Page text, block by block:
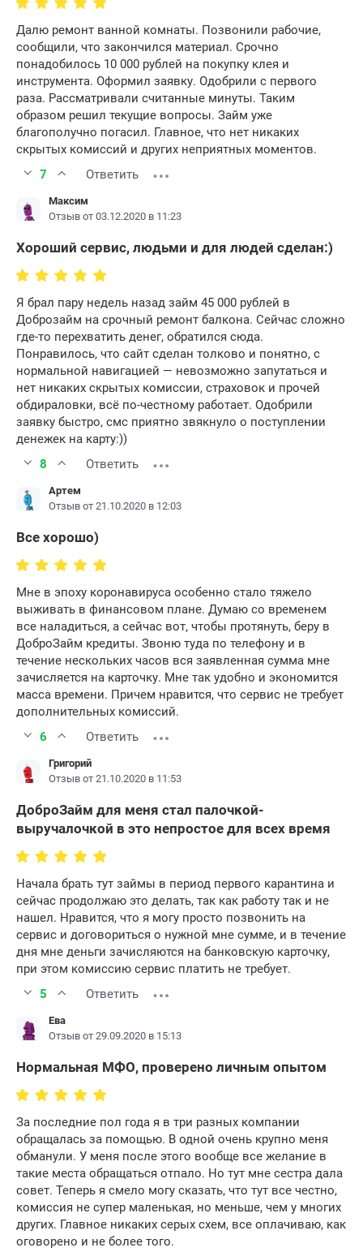
Далю ремонт ванной комнаты. Позвонили рабочие,
сообщили, что закончился материал. Срочно
понадобилось 10 000 рублей на покупку клея и
инструмента. Оформил заявку. Одобрили с первого
раза. Рассматривали считанные минуты. Таким
образом решил текущие вопросы. Займ уже
благополучно погасил. Главное, что нет никаких
скрытых комиссий и других неприятных моментов.
7
Ответить
Максим
Отзыв от 03.12.2020 в 11:23
Хороший сервис, людьми и для людей сделан:)
Я брал пару недель назад займ 45 000 рублей в
Доброзайм на срочный ремонт балкона. Сейчас сложно
где-то перехватить денег, обратился сюда.
Понравилось, что сайт сделан толково и понятно, с
нормальной навигацией — невозможно запутаться и
нет никаких скрытых комиссии, страховок и прочей
обдираловки, всё по-честному работает. Одобрили
заявку быстро, смс приятно звякнуло о поступлении
денежек на карту:))
8
Ответить
Артем
Отзыв от 21.10.2020 в 12:03
Все хорошо)
Мне в эпоху коронавируса особенно стало тяжело
выживать в финансовом плане. Думаю со временем
все наладиться, а сейчас вот, чтобы протянуть, беру в
ДоброЗайм кредиты. Звоню туда по телефону и в
течение нескольких часов вся заявленная сумма мне
зачисляется на карточку. Мне так удобно и экономится
масса времени. Причем нравится, что сервис не требует
дополнительных комиссий.
6
Ответить
Григорий
Отзыв от 21.10.2020 в 11:53
ДоброЗайм для меня стал палочкой-
выручалочкой в это непростое для всех время
Начала брать тут займы в период первого карантина и
сейчас продолжаю это делать, так как работу так и не
нашел. Нравится, что я могу просто позвонить на
сервис и договориться о нужной мне сумме, и в течение
дня мне деньги зачисляются на банковскую карточку,
при этом комиссию сервис платить не требует.
5
Ответить
Ева
Отзыв от 29.09.2020 в 15:13
Нормальная МФО, проверено личным опытом
За последние пол года я в три разных компании
обращалась за помощью. В одной очень крупно меня
обманули. У меня после этого вообще все желание в
такие места обращаться отпало. Но тут мне сестра дала
совет. Теперь я смело могу сказать, что тут все честно,
комиссия не супер маленькая, но меньше, чем у многих
других. Главное никаких серых схем, все оплачиваю, как
оговорено и не более того.